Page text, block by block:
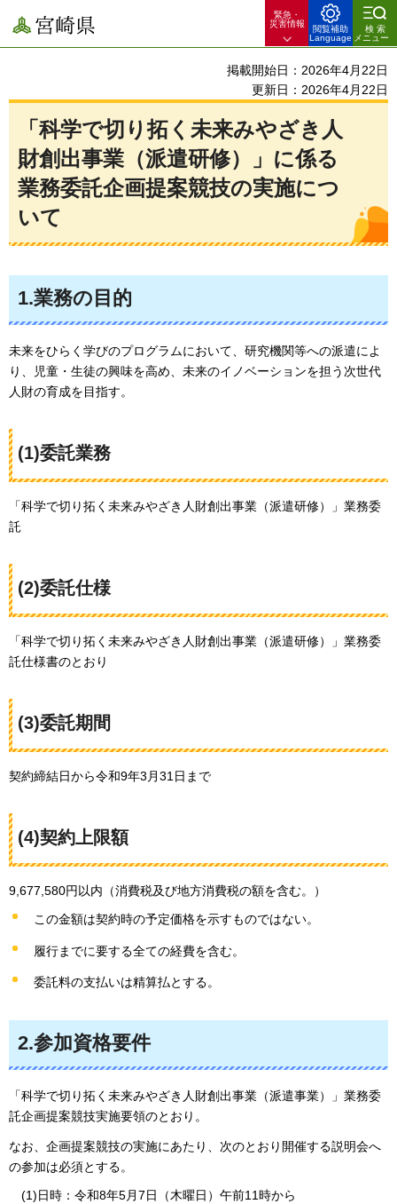
宮崎県
緊急・
災害情報
閲覧補助
Language
検索
メニュー
掲載開始日：2026年4月22日
更新日：2026年4月22日
「科学で切り拓く未来みやざき人
財創出事業（派遣研修）」に係る
業務委託企画提案競技の実施につ
いて
1.業務の目的
未来をひらく学びのプログラムにおいて、研究機関等への派遣によ
り、児童・生徒の興味を高め、未来のイノベーションを担う次世代
人財の育成を目指す。
(1)委託業務
「科学で切り拓く未来みやざき人財創出事業（派遣研修）」業務委
託
(2)委託仕様
「科学で切り拓く未来みやざき人財創出事業（派遣研修）」業務委
託仕様書のとおり
(3)委託期間
契約締結日から令和9年3月31日まで
(4)契約上限額
9,677,580円以内（消費税及び地方消費税の額を含む。）
この金額は契約時の予定価格を示すものではない。
履行までに要する全ての経費を含む。
委託料の支払いは精算払とする。
2.参加資格要件
「科学で切り拓く未来みやざき人財創出事業（派遣事業）」業務委
託企画提案競技実施要領のとおり。
なお、企画提案競技の実施にあたり、次のとおり開催する説明会へ
の参加は必須とする。
(1)日時：令和8年5月7日（木曜日）午前11時から